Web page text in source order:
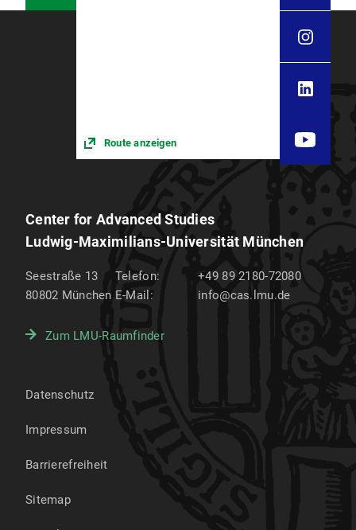
Route anzeigen
Center for Advanced Studies
Ludwig-Maximilians-Universität München
Seestraße 13
80802 München
Telefon:
+49 89 2180-72080
E-Mail:
info@cas.lmu.de
Zum LMU-Raumfinder
Datenschutz
Impressum
Barrierefreiheit
Sitemap